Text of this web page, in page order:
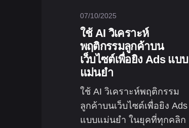
07/10/2025
ใช้ AI วิเคราะห์
พฤติกรรมลูกค้าบน
เว็บไซต์เพื่อยิง Ads แบบ
แม่นยำ
ใช้ AI วิเคราะห์พฤติกรรม
ลูกค้าบนเว็บไซต์เพื่อยิง Ads
แบบแม่นยำ ในยุคที่ทุกคลิก